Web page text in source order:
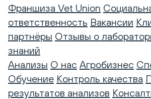
Франшиза Vet Union
ответственность Вакансии
партнёры Отзывы о
знаний
Анализы О нас Агробизнес
Обучение Контроль качества
результатов анализов